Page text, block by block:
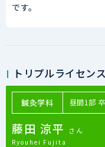
です。
トリプルライセン
鍼灸学科 昼間1部
藤田 涼平 さん
Ryouhei Fujita